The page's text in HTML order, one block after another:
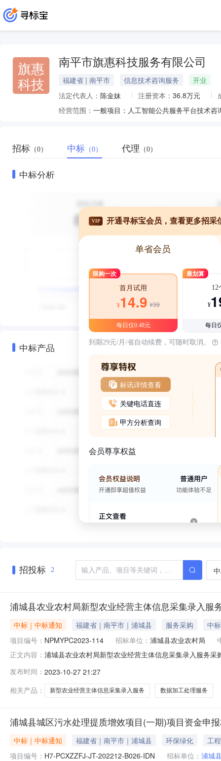
旗惠
科技
南平市旗惠科技服务有限公司
福建省 | 南平市 信息技术咨询服务
开业
法定代表人： 陈金妹 注册资本： 36.8万元
经营范围：
招标 （0） 中标 （0） 代理 （0）
中标分析
中标产品
VIP 开通寻标宝会员，查看更多招采
单省会员
限购一次
首月试用
¥14.9 ¥39
每日仅0.48元
最划算
12
¥
每日
到期29元/月/省自动续费，可随时取消。
标讯详情查看
关键电话直连
甲方分析查询
会员尊享权益
招投标 2
浦城县农业农村局新型农业经营主体信息采集录入服
中标｜中标通知 福建省｜南平市｜浦城县 服务采购
中
项目编号： NPMYPC2023-114 招标单位： 浦城县农业农村局
正文内容： 浦城县农业农村局新型农业经营主体信息采集录入服务
15.7842000（万元）四、主要标的信息序号供应商名称
民专业合作社、家
发布时间： 2023-10-27 21:27
相关产品：
新型农业经营主体信息采集录入服务 数据加工处理服务
浦城县城区污水处理提质增效项目(一期)项目资金申
中标｜中标通知 福建省｜南平市｜浦城县 环保绿化
工程
项目编号： H7-PCXZZFJ-JT-202212-B026-IDN 招标单位： 浦城